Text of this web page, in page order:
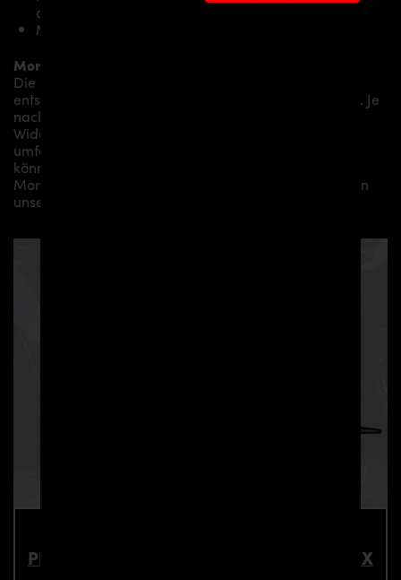
ausschließlich für PD55X Seitenschweller
Montagematerial (auf spezielle Anfrage)
Montage:
Die Montage empfehlen wir grundsätzlich durch
entsprechendes Fachpersonal durchführen zu lassen. Je
nach Aerodynamikpaket/
Widebodykit können kleine bis hin zu sehr
umfangreichen Montagearbeiten anfallen. Gerne
können wir Ihnen je nach Region eine professionelle
Montage in unserem Haus anbieten oder Sie an einen
unserer Vertriebs- und Montagepartner vermitteln.
PD55X Seitenschweller Schwert für PD55X